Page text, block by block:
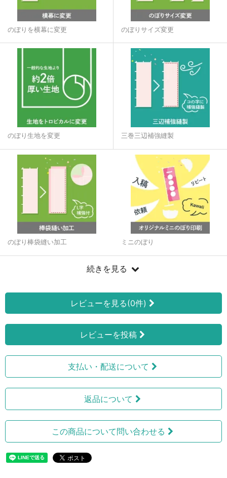
のぼりを横幕に変更 のぼりサイズ変更
のぼり生地を変更 三巻三辺補強縫製
のぼり棒袋縫い加工 ミニのぼり
続きを見る
レビューを見る(0件)
レビューを投稿
支払い・配送について
返品について
この商品について問い合わせる